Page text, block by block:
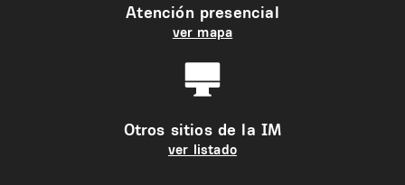
Atención presencial
ver mapa
Otros sitios de la IM
ver listado